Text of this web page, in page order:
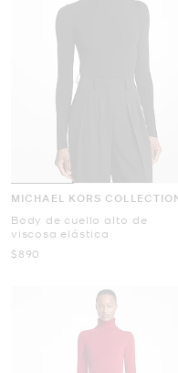
MICHAEL KORS
Body de cuello alto de
viscosa elástica
Ahora
$890